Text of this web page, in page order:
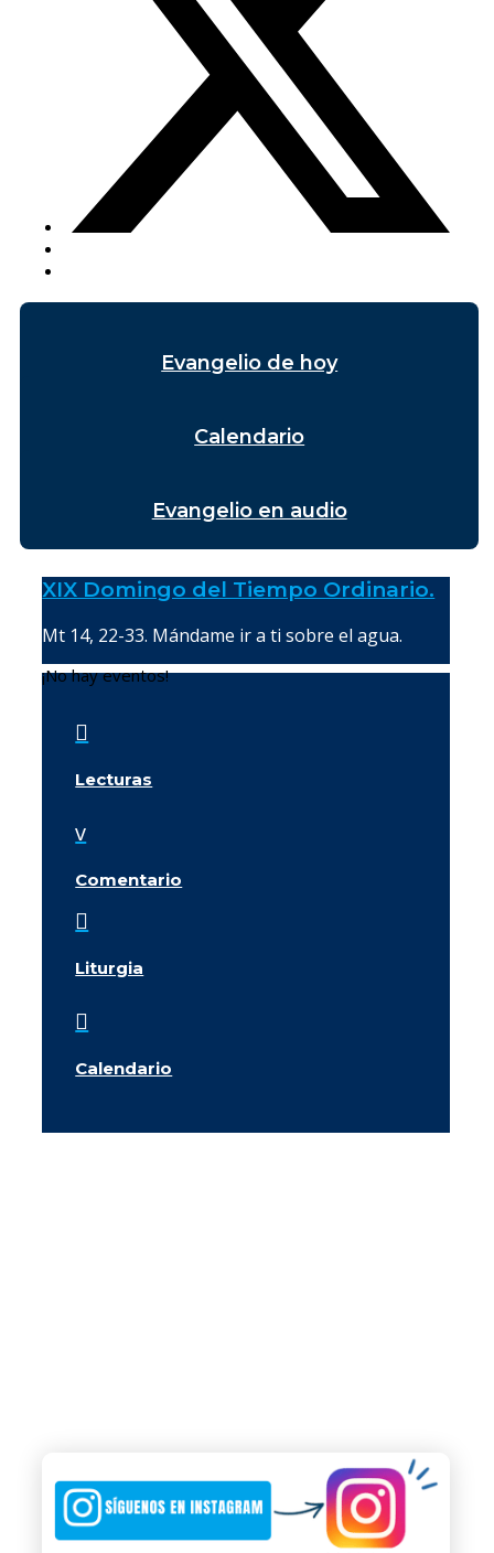
Evangelio de hoy
Calendario
Evangelio en audio
XIX Domingo del Tiempo Ordinario.
Mt 14, 22-33. Mándame ir a ti sobre el agua.
¡No hay eventos!

Lecturas
v
Comentario

Liturgia

Calendario